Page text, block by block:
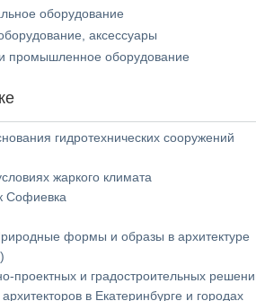
оборудование
аксессуары
промышленное оборудование
гидротехнических сооружений
жаркого климата
Софиевка
формы и образы в архитектуре
проектных и градостроительных
в Екатеринбурге и городах